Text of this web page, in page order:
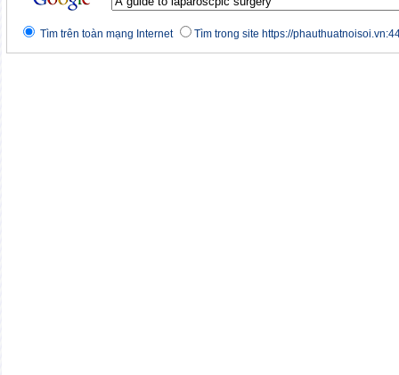
Tìm trên toàn mạng Internet Tìm trong site https://